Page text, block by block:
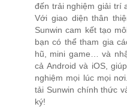
đến trải nghiệm giải trí
Với giao diện thân
Sunwin cam kết tạo
bạn có thể tham gia
hũ, mini game… và
cả Android và iOS,
nghiệm mọi lúc mọi
tải Sunwin chính thức
ký!